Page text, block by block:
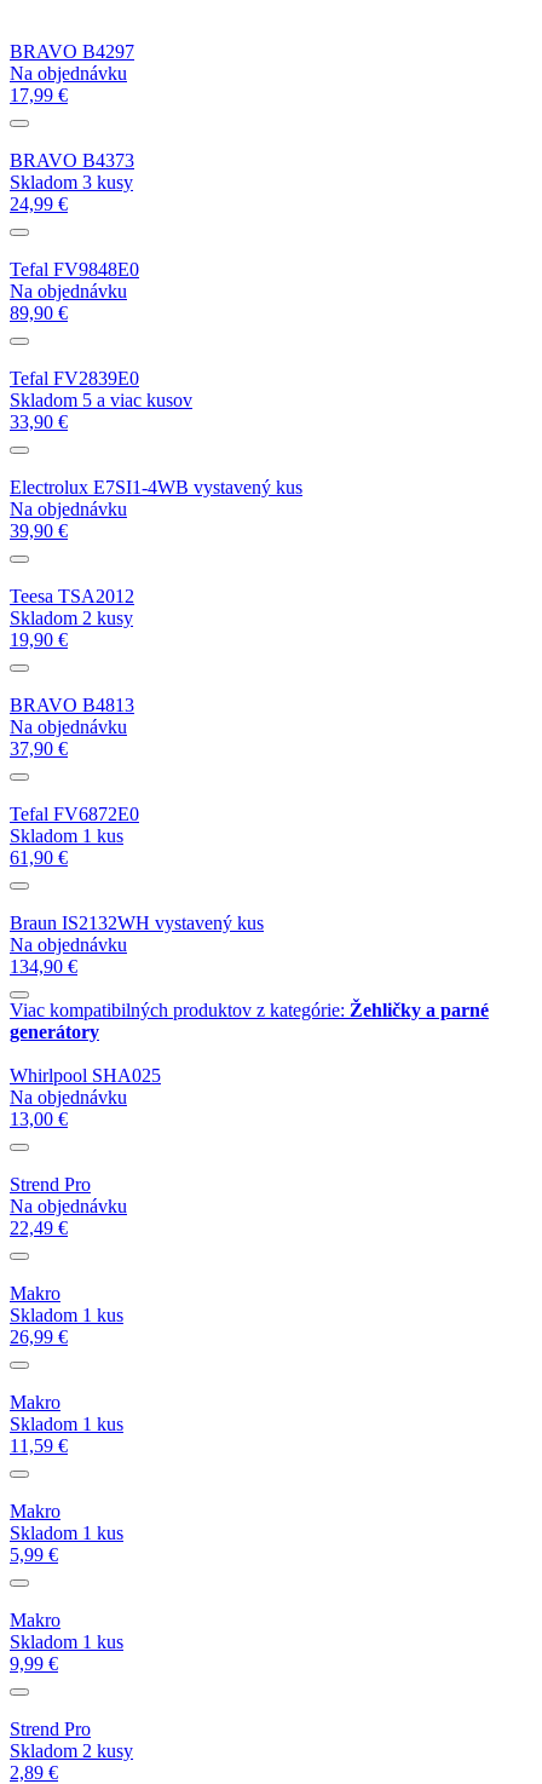
BRAVO B4297
Na objednávku
17,99 €
BRAVO B4373
Skladom 3 kusy
24,99 €
Tefal FV9848E0
Na objednávku
89,90 €
Tefal FV2839E0
Skladom 5 a viac kusov
33,90 €
Electrolux E7SI1-4WB vystavený kus
Na objednávku
39,90 €
Teesa TSA2012
Skladom 2 kusy
19,90 €
BRAVO B4813
Na objednávku
37,90 €
Tefal FV6872E0
Skladom 1 kus
61,90 €
Braun IS2132WH vystavený kus
Na objednávku
134,90 €
Viac kompatibilných produktov z kategórie: Žehličky a parné
generátory
Whirlpool SHA025
Na objednávku
13,00 €
Strend Pro
Na objednávku
22,49 €
Makro
Skladom 1 kus
26,99 €
Makro
Skladom 1 kus
11,59 €
Makro
Skladom 1 kus
5,99 €
Makro
Skladom 1 kus
9,99 €
Strend Pro
Skladom 2 kusy
2,89 €